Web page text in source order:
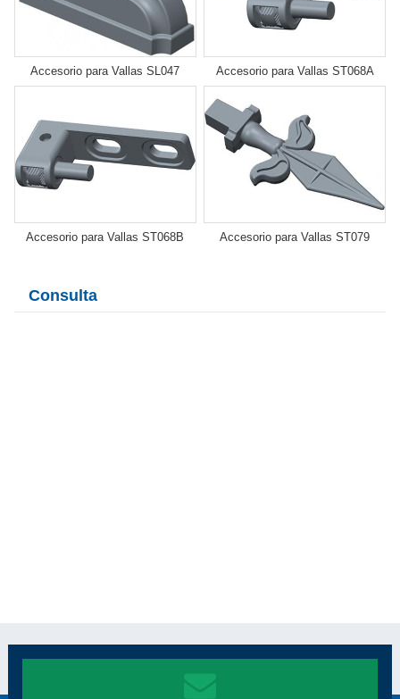
Accesorio para Vallas SL047 Accesorio para Vallas ST068A
Accesorio para Vallas ST068B Accesorio para Vallas ST079
Consulta